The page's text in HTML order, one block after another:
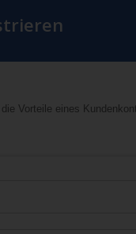
Vorteile eines